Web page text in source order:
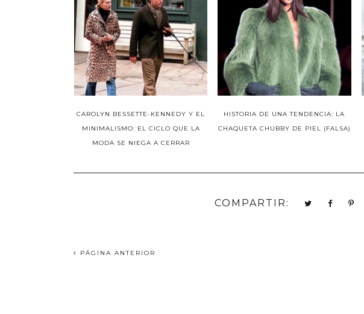
CAROLYN BESSETTE-KENNEDY Y EL
MINIMALISMO: EL CICLO QUE LA
MODA SE NIEGA A CERRAR
HISTORIA DE UNA TENDENCIA: LA
CHAQUETA CHUBBY DE PIEL (FALSA)
COMPARTIR:
PÁGINA ANTERIOR